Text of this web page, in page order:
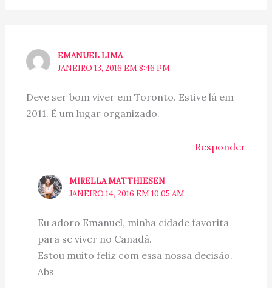
EMANUEL LIMA
JANEIRO 13, 2016 EM 8:46 PM
Deve ser bom viver em Toronto. Estive lá em
2011. É um lugar organizado.
Responder
MIRELLA MATTHIESEN
JANEIRO 14, 2016 EM 10:05 AM
Eu adoro Emanuel, minha cidade favorita
para se viver no Canadá.
Estou muito feliz com essa nossa decisão.
Abs